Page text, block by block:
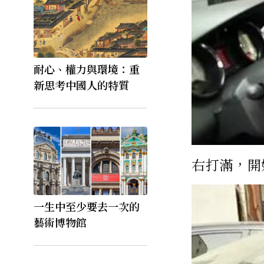
耐心、權力與環境：重
新思考中國人的特質
一生中至少要去一次的
藝術博物館
右打滿，